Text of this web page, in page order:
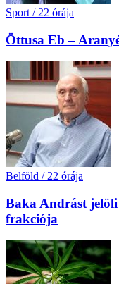
Sport / 22 órája
Öttusa Eb –
Belföld / 22 órája
Baka Andrást
frakciója